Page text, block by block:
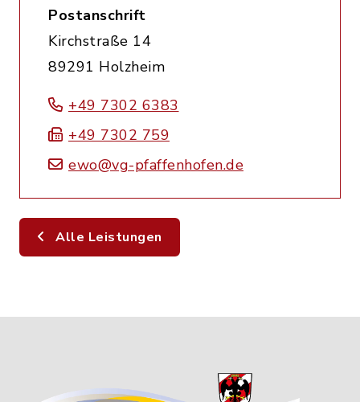
Postanschrift
Kirchstraße 14
89291 Holzheim
+49 7302 6383
+49 7302 759
ewo@vg-pfaffenhofen.de
Alle Leistungen